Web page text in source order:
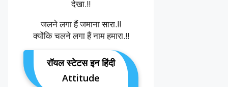
देखा.!!
जलने लगा हैं जमाना सारा.!!
क्योंकि चलने लगा हैं नाम हमारा.!!
रॉयल स्टेटस इन हिंदी
Attitude